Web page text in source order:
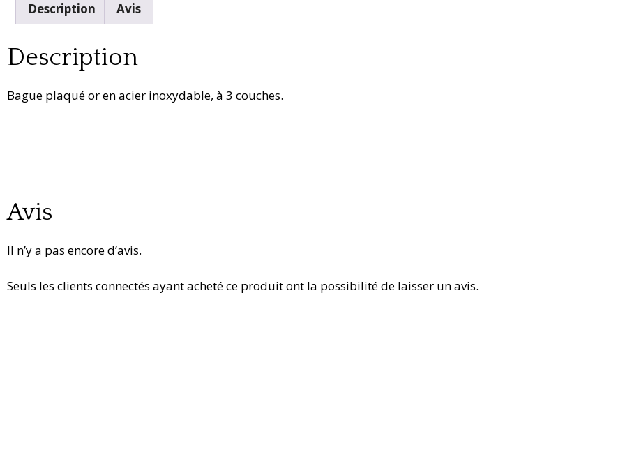
Description Avis
Description
Bague plaqué or en acier inoxydable, à 3 couches.
Avis
Il n’y a pas encore d’avis.
Seuls les clients connectés ayant acheté ce produit ont la possibilité de laisser un avis.